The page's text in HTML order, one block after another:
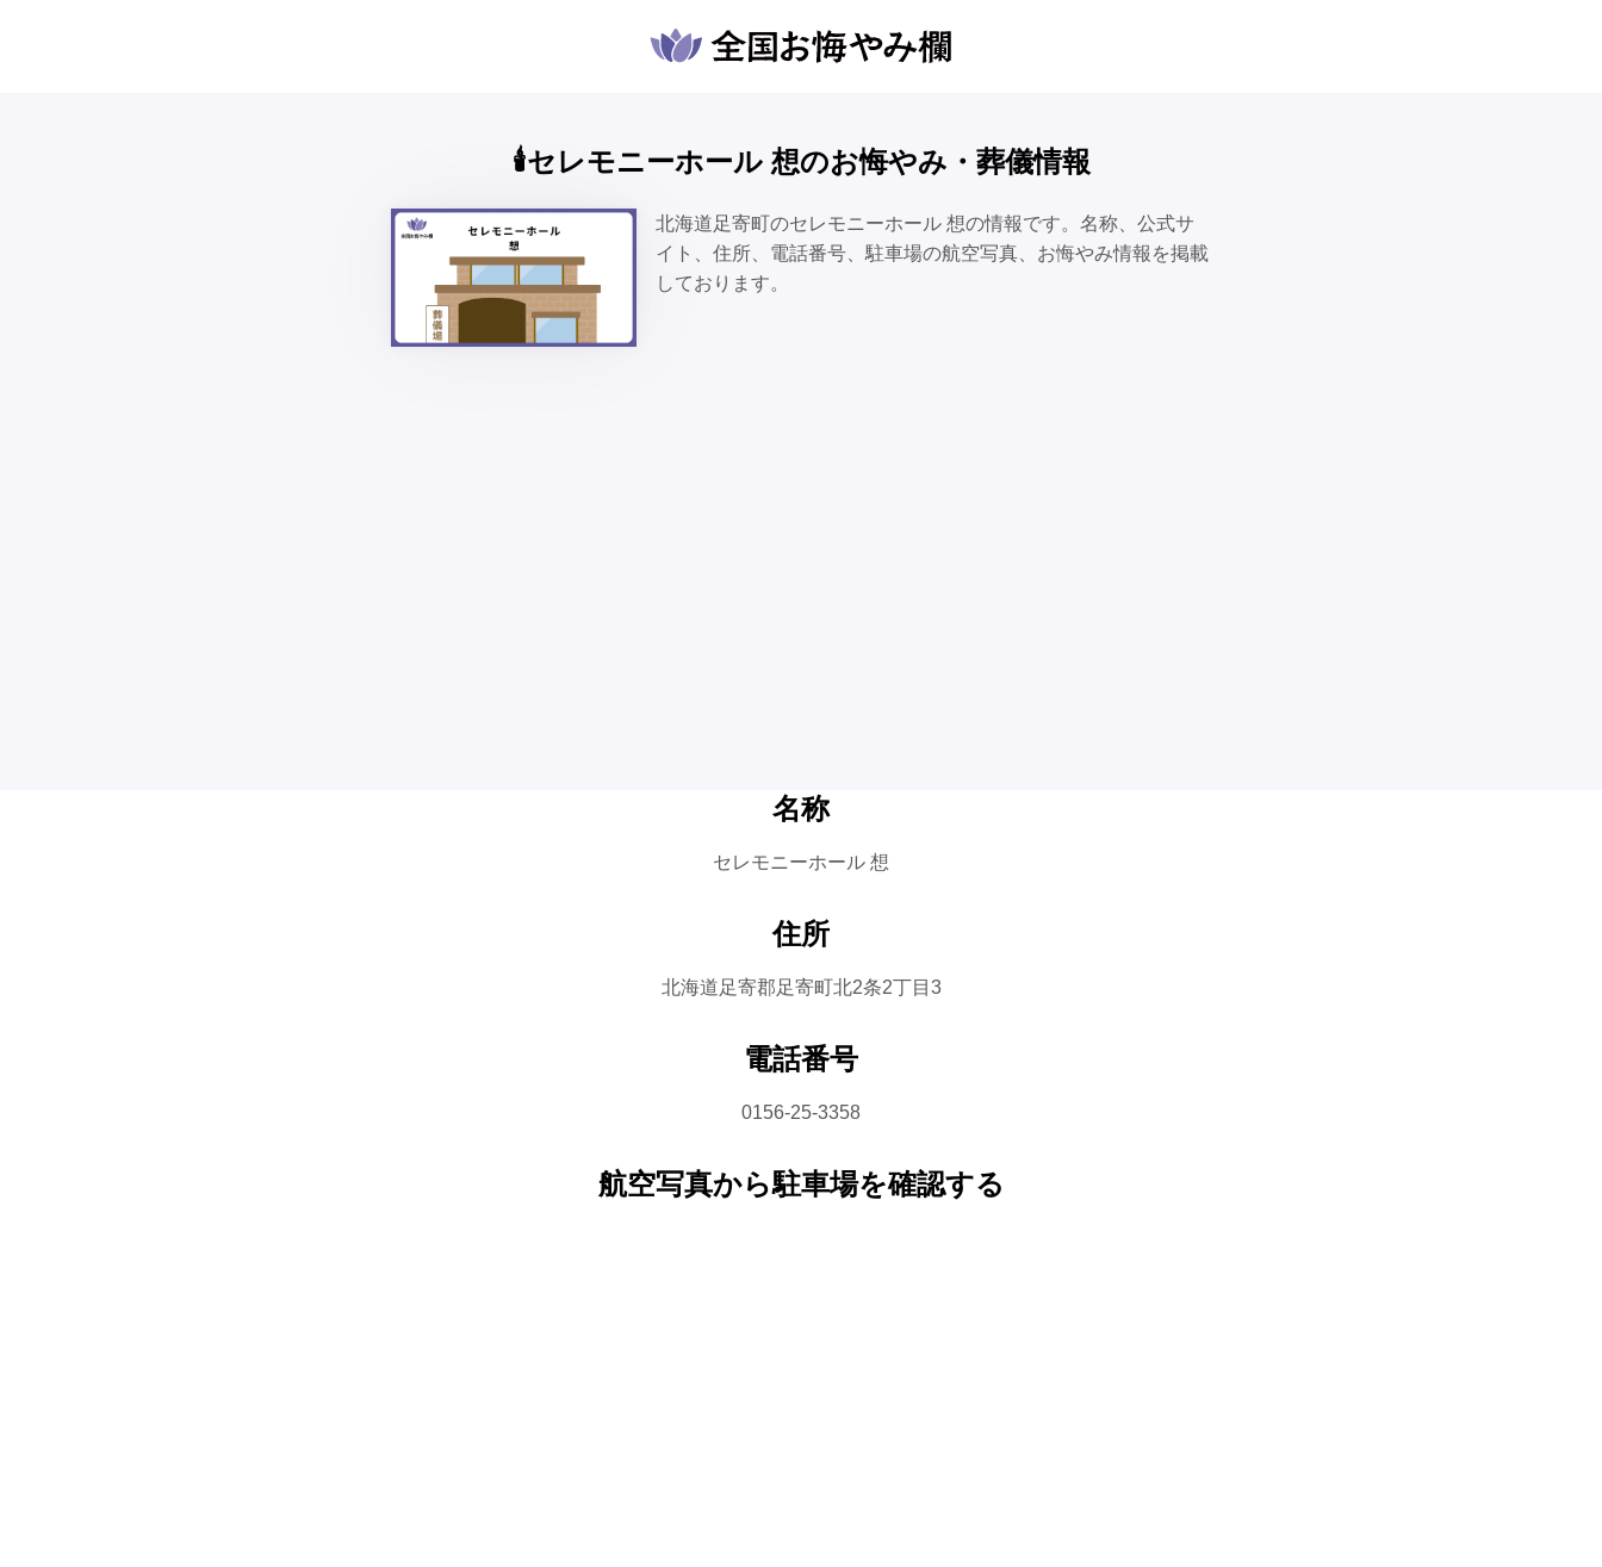
🕯️セレモニーホール 想のお悔やみ・葬儀情報
北海道足寄町のセレモニーホール 想の情報です。名称、公式サ
イト、住所、電話番号、駐車場の航空写真、お悔やみ情報を掲載
しております。
名称
セレモニーホール 想
住所
北海道足寄郡足寄町北2条2丁目3
電話番号
0156-25-3358
航空写真から駐車場を確認する